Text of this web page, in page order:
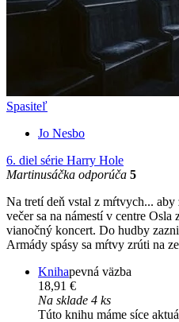
Spasiteľ
Jo Nesbo
6. diel série Harry Hole
Martinusáčka odporúča 5
Na tretí deň vstal z mŕtvych...
večer sa na námestí v centre
vianočný koncert. Do hudby
Armády spásy sa mŕtvy zrúti na
Knihapevná väzba
18,91 €
Na sklade 4 ks
Túto knihu máme síce